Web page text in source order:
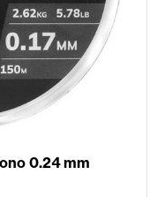
0.24 mm